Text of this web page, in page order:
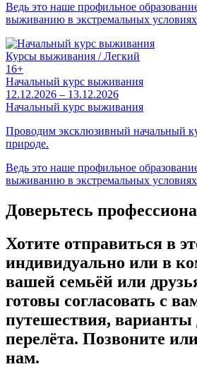
Ведь это наше профильное
выживанию в экстремальных
Курсы выживания / Легкий
16+
Начальный курс выживания
12.12.2026 – 13.12.2026
Начальный курс выживания
Проводим эксклюзивный начальный
природе.
Ведь это наше профильное
выживанию в экстремальных
Доверьтесь
Хотите отправиться в
индивидуально или в
вашей семьёй или
готовы согласовать с
путешествия, варианты
перелёта. Позвоните
нам.